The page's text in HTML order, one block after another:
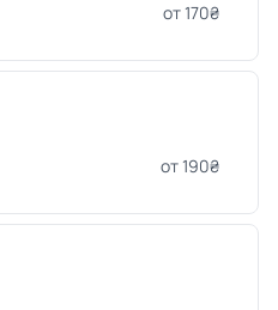
от 170₴
от 190₴